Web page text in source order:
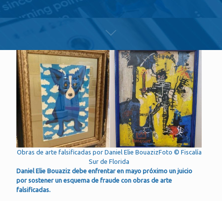
Obras de arte falsificadas por Daniel Elie BouazizFoto © Fiscalía
Sur de Florida
Daniel Elie Bouaziz debe enfrentar en mayo próximo un juicio
por sostener un esquema de fraude con obras de arte
falsificadas.